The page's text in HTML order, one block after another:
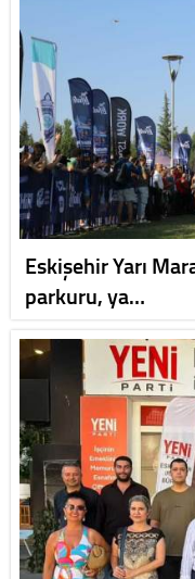
Eskişehir Yarı
parkuru, ya…